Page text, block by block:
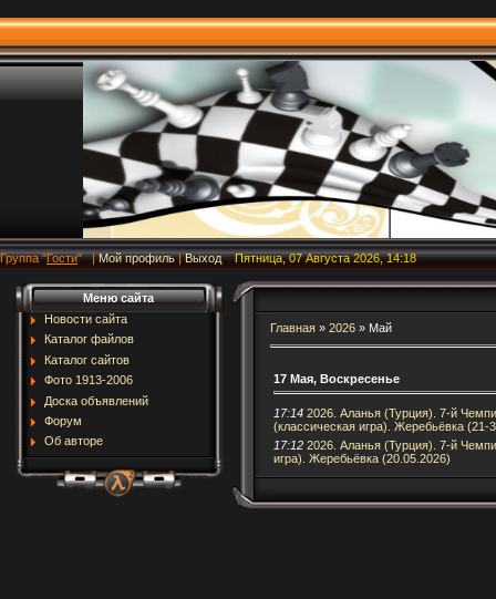
Группа"Гости" |Мой профиль |Выход Пятница, 07 Августа 2026, 14:18
Меню сайта
Новости сайта
Каталог файлов
Каталог сайтов
Фото 1913-2006
Доска объявлений
Форум
Об авторе
Главная » 2026 » Май
17 Мая, Воскресенье
17:14 2026. Аланья (Турция). 7-й
(классическая игра). Жеребьёвка (21-
17:12 2026. Аланья (Турция). 7-й
игра). Жеребьёвка (20.05.2026)